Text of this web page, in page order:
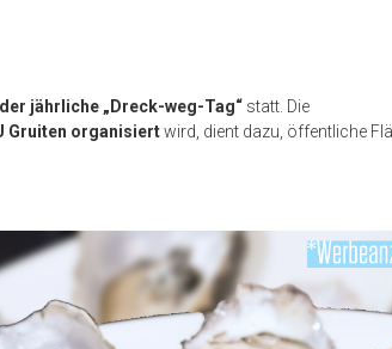
der jährliche „Dreck-weg-Tag“ statt. Die
Gruiten organisiertwird, dient dazu, öffentliche